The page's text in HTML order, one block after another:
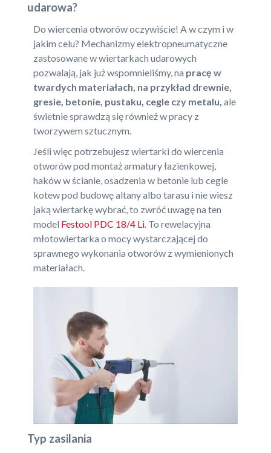
udarowa?
Do wiercenia otworów oczywiście! A w czym i w
jakim celu? Mechanizmy elektropneumatyczne
zastosowane w wiertarkach udarowych
pozwalają, jak już wspomnieliśmy, na pracę w
twardych materiałach, na przykład drewnie,
gresie, betonie, pustaku, cegle czy metalu, ale
świetnie sprawdzą się również w pracy z
tworzywem sztucznym.
Jeśli więc potrzebujesz wiertarki do wiercenia
otworów pod montaż armatury łazienkowej,
haków w ścianie, osadzenia w betonie lub cegle
kotew pod budowę altany albo tarasu i nie wiesz
jaką wiertarkę wybrać, to zwróć uwagę na ten
model Festool PDC 18/4 Li. To rewelacyjna
młotowiertarka o mocy wystarczającej do
sprawnego wykonania otworów z wymienionych
materiałach.
Typ zasilania